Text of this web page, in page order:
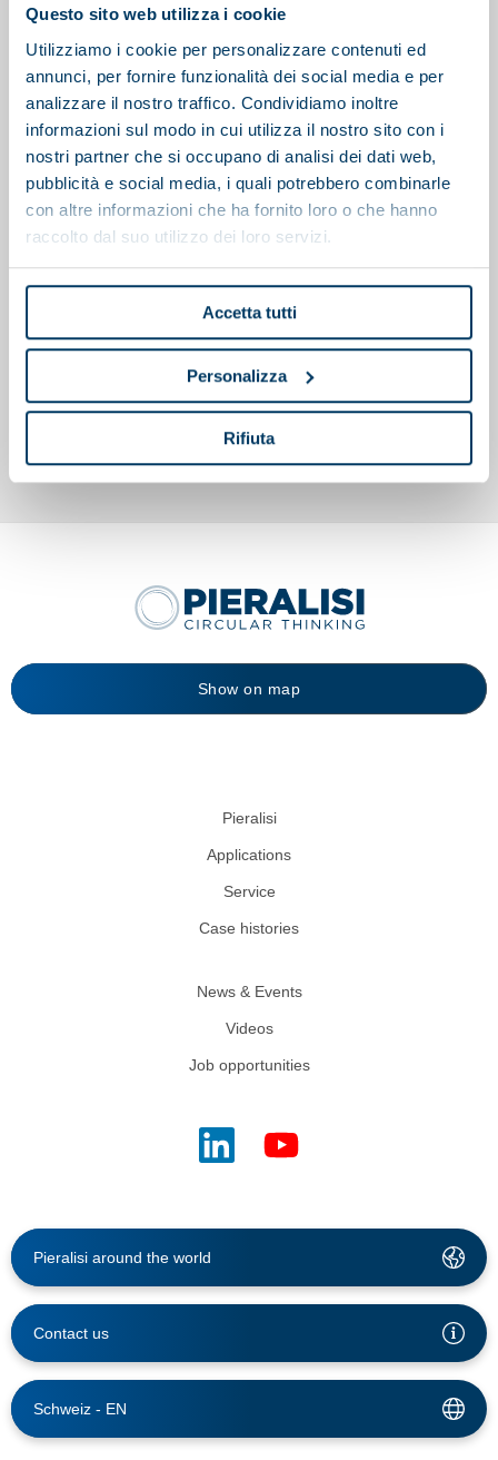
Questo sito web utilizza i cookie
Utilizziamo i cookie per personalizzare contenuti ed
annunci, per fornire funzionalità dei social media e per
analizzare il nostro traffico. Condividiamo inoltre
informazioni sul modo in cui utilizza il nostro sito con i
nostri partner che si occupano di analisi dei dati web,
pubblicità e social media, i quali potrebbero combinarle
con altre informazioni che ha fornito loro o che hanno
raccolto dal suo utilizzo dei loro servizi.
Accetta tutti
Personalizza
Rifiuta
Polipreparatore
Show on map
Pieralisi
Applications
Service
Case histories
News & Events
Videos
Job opportunities
Pieralisi around the world
Contact us
Schweiz - EN